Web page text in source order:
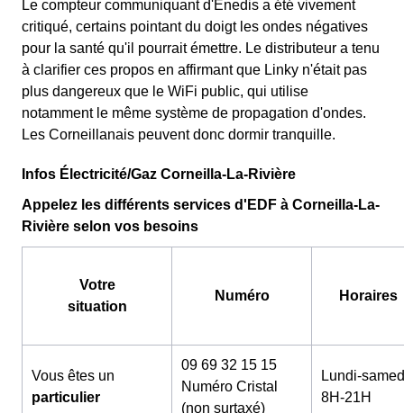
Le compteur communiquant d'Enedis a été vivement
critiqué, certains pointant du doigt les ondes négatives
pour la santé qu'il pourrait émettre. Le distributeur a tenu
à clarifier ces propos en affirmant que Linky n'était pas
plus dangereux que le WiFi public, qui utilise
notamment le même système de propagation d'ondes.
Les Corneillanais peuvent donc dormir tranquille.
Infos Électricité/Gaz Corneilla-La-Rivière
Appelez les différents services d'EDF à Corneilla-La-
Rivière selon vos besoins
Votre
situation
Numéro Horaires
Vous êtes un
particulier
09 69 32 15 15
Numéro Cristal
(non surtaxé)
Lundi-
8H-21H